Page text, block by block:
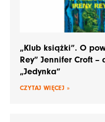
„Klub książki”. O
Rey” Jennifer Croft
„Jedynka”
CZYTAJ WIĘCEJ »